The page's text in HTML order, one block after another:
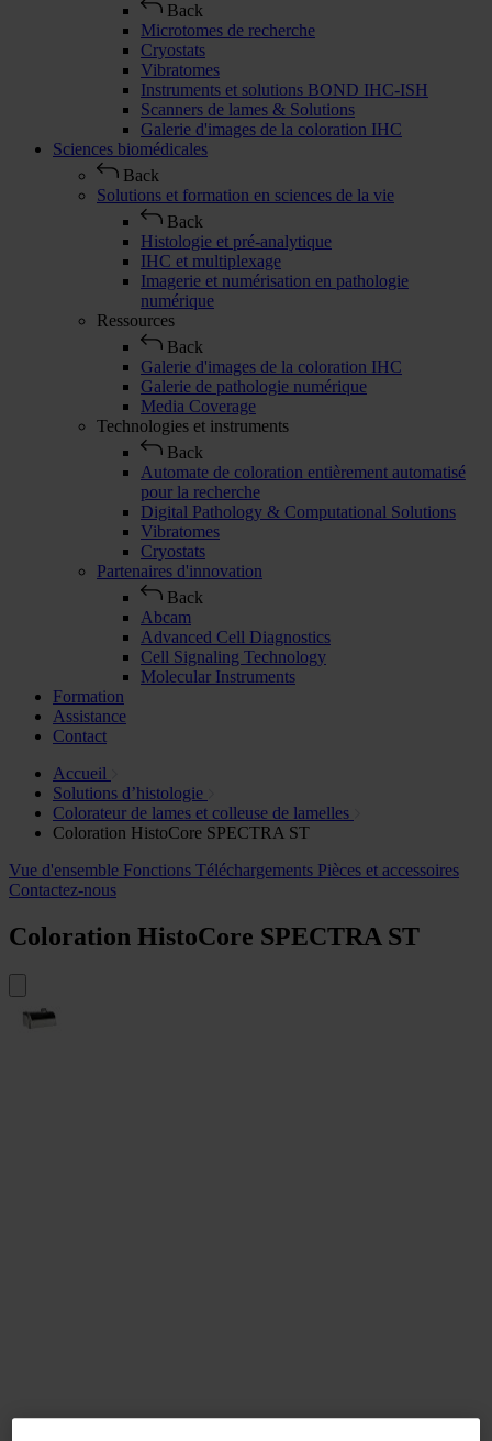
Back
Microtomes de recherche
Cryostats
Vibratomes
Instruments et solutions BOND IHC-ISH
Scanners de lames & Solutions
Galerie d'images de la coloration IHC
Sciences biomédicales
Back
Solutions et formation en sciences de la vie
Back
Histologie et pré-analytique
IHC et multiplexage
Imagerie et numérisation en pathologie
numérique
Ressources
Back
Galerie d'images de la coloration IHC
Galerie de pathologie numérique
Media Coverage
Technologies et instruments
Back
Automate de coloration entièrement automatisé
pour la recherche
Digital Pathology & Computational Solutions
Vibratomes
Cryostats
Partenaires d'innovation
Back
Abcam
Advanced Cell Diagnostics
Cell Signaling Technology
Molecular Instruments
Formation
Assistance
Contact
Accueil
Solutions d’histologie
Colorateur de lames et colleuse de lamelles
Coloration HistoCore SPECTRA ST
Vue d'ensemble Fonctions Téléchargements Pièces et accessoires
Contactez-nous
Coloration HistoCore SPECTRA ST